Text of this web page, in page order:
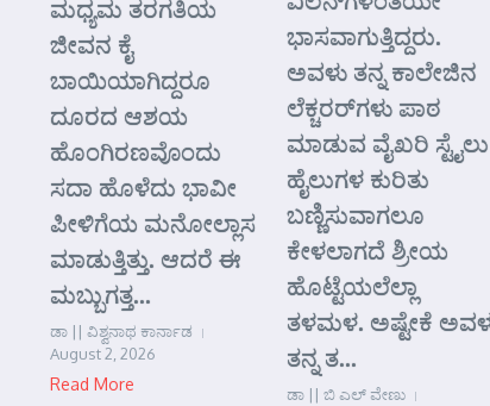
ಮಧ್ಯಮ ತರಗತಿಯ
ಜೀವನ ಕೈ
ಬಾಯಿಯಾಗಿದ್ದರೂ
ದೂರದ ಆಶಯ
ಹೊಂಗಿರಣವೊಂದು
ಸದಾ ಹೊಳೆದು ಭಾವೀ
ಪೀಳಿಗೆಯ ಮನೋಲ್ಲಾಸ
ಮಾಡುತ್ತಿತ್ತು. ಆದರೆ ಈ
ಮಬ್ಬುಗತ್ತ...
ಡಾ || ವಿಶ್ವನಾಥ ಕಾರ್ನಾಡ
August 2, 2026
Read More
ಭಾಸವಾಗುತ್ತಿದ್ದರು.
ಅವಳು ತನ್ನ ಕಾಲೇಜಿನ
ಲೆಕ್ಚರರ್‌ಗಳು ಪಾಠ
ಮಾಡುವ ವೈಖರಿ ಸ್ಟೈಲು
ಹೈಲುಗಳ ಕುರಿತು
ಬಣ್ಣಿಸುವಾಗಲೂ
ಕೇಳಲಾಗದೆ ಶ್ರೀಯ
ಹೊಟ್ಟೆಯಲೆಲ್ಲಾ
ತಳಮಳ. ಅಷ್ಟೇಕೆ
ತನ್ನ ತ...
ಡಾ || ಬಿ ಎಲ್ ವೇಣು